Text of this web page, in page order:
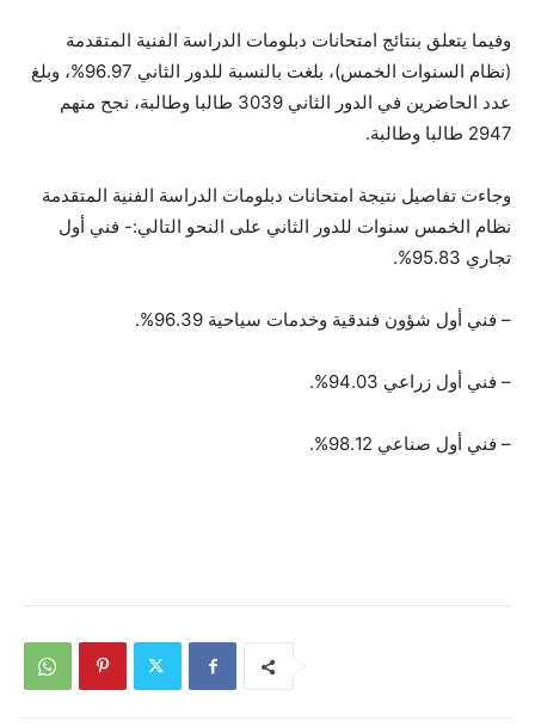
وفيما يتعلق بنتائج امتحانات دبلومات الدراسة الفنية المتقدمة
(نظام السنوات الخمس)، بلغت بالنسبة للدور الثاني 96.97%، وبلغ
عدد الحاضرين في الدور الثاني 3039 طالبا وطالبة، نجح منهم
2947 طالبا وطالبة.
وجاءت تفاصيل نتيجة امتحانات دبلومات الدراسة الفنية المتقدمة
نظام الخمس سنوات للدور الثاني على النحو التالي:- فني أول
تجاري 95.83%.
– فني أول شؤون فندقية وخدمات سياحية 96.39%.
– فني أول زراعي 94.03%.
– فني أول صناعي 98.12%.